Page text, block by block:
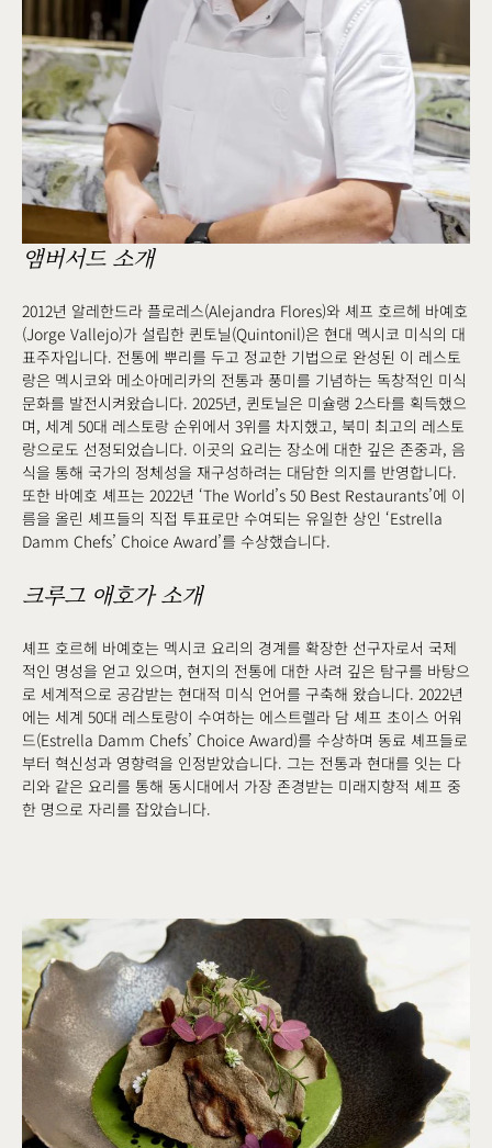
앰버서드 소개
2012년 알레한드라 플로레스(Alejandra Flores)와 셰프 호르헤 바예호
(Jorge Vallejo)가 설립한 퀸토닐(Quintonil)은 현대 멕시코 미식의 대
표주자입니다. 전통에 뿌리를 두고 정교한 기법으로 완성된 이 레스토
랑은 멕시코와 메소아메리카의 전통과 풍미를 기념하는 독창적인 미식
문화를 발전시켜왔습니다. 2025년, 퀸토닐은 미슐랭 2스타를 획득했으
며, 세계 50대 레스토랑 순위에서 3위를 차지했고, 북미 최고의 레스토
랑으로도 선정되었습니다. 이곳의 요리는 장소에 대한 깊은 존중과, 음
식을 통해 국가의 정체성을 재구성하려는 대담한 의지를 반영합니다.
또한 바예호 셰프는 2022년 ‘The World’s 50 Best Restaurants’에 이
름을 올린 셰프들의 직접 투표로만 수여되는 유일한 상인 ‘Estrella
Damm Chefs’ Choice Award’를 수상했습니다.
크루그 애호가 소개
셰프 호르헤 바예호는 멕시코 요리의 경계를 확장한 선구자로서 국제
적인 명성을 얻고 있으며, 현지의 전통에 대한 사려 깊은 탐구를 바탕으
로 세계적으로 공감받는 현대적 미식 언어를 구축해 왔습니다. 2022년
에는 세계 50대 레스토랑이 수여하는 에스트렐라 담 셰프 초이스 어워
드(Estrella Damm Chefs’ Choice Award)를 수상하며 동료 셰프들로
부터 혁신성과 영향력을 인정받았습니다. 그는 전통과 현대를 잇는 다
리와 같은 요리를 통해 동시대에서 가장 존경받는 미래지향적 셰프 중
한 명으로 자리를 잡았습니다.